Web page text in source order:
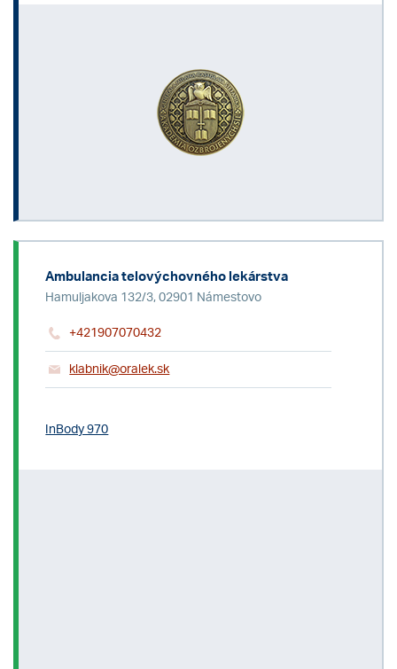
Ambulancia telovýchovného lekárstva
Hamuljakova 132/3, 02901 Námestovo
+421907070432
klabnik@oralek.sk
InBody 970